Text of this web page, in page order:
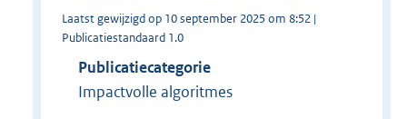
Laatst gewijzigd op 10 september 2025 om 8:52 |
Publicatiestandaard 1.0
Publicatiecategorie
Impactvolle algoritmes